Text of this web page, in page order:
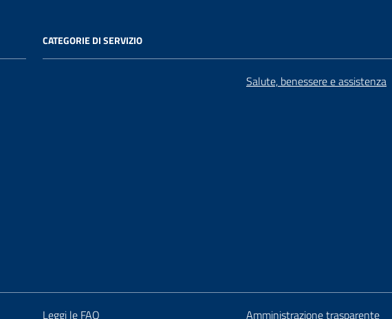
CATEGORIE DI SERVIZIO
Salute, benessere e assistenza
Leggi le FAQ Amministrazione trasparente